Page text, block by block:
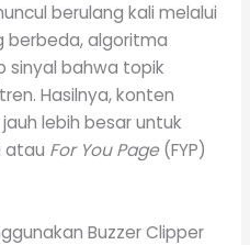
berulang kali melalui
berbeda, algoritma
sinyal bahwa topik
Hasilnya, konten
lebih besar untuk
atau For You Page(FYP)
Buzzer Clipper